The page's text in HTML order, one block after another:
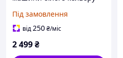
Під замовлення
від250₴/міс
2 499₴